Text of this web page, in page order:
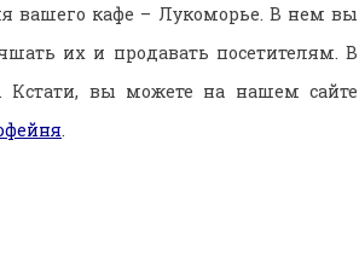
вашего кафе – Лукоморье. В нем вы
их и продавать посетителям. В
вы можете на нашем сайте
.